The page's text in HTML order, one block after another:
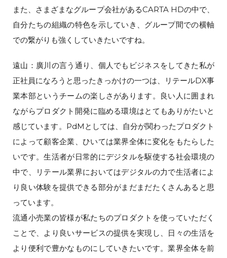
また、さまざまなグループ会社があるCARTA HDの中で、
自分たちの組織の特色を示していき、グループ間での横軸
での繋がりも強くしていきたいですね。
遠山：廣川の言う通り、個人でもビジネスをしてきた私が
正社員になろうと思ったきっかけの一つは、リテールDX事
業本部というチームの楽しさがあります。良い人に囲まれ
ながらプロダクト開発に臨める環境はとてもありがたいと
感じています。PdMとしては、自分が関わったプロダクト
によって顧客企業、ひいては業界全体に変化をもたらした
いです。生活者が日常的にデジタルを駆使する社会環境の
中で、リテール業界においてはデジタルの力で生活者によ
り良い体験を提供できる部分がまだまだたくさんあると思
っています。
流通小売業の皆様が私たちのプロダクトを使っていただく
ことで、より良いサービスの提供を実現し、日々の生活を
より便利で豊かなものにしていきたいです。業界全体を前